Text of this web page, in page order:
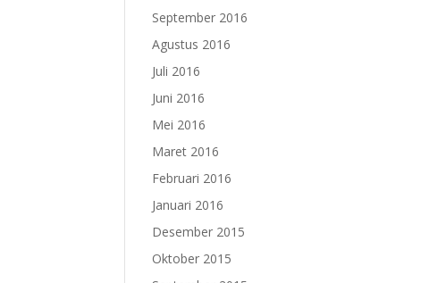
September 2016
Agustus 2016
Juli 2016
Juni 2016
Mei 2016
Maret 2016
Februari 2016
Januari 2016
Desember 2015
Oktober 2015